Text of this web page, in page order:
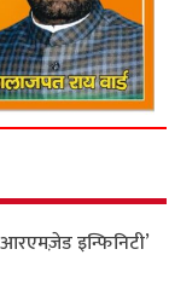
इन्फिनिटी’